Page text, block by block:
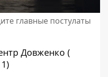
главные постулаты
Довженко (